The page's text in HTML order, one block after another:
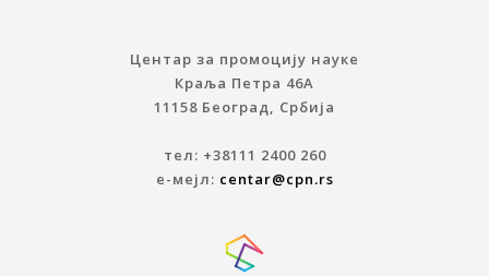
Центар за промоцију науке
Краља Петра 46A
11158 Београд, Србија
тел: +38111 2400 260
е-мејл: centar@cpn.rs